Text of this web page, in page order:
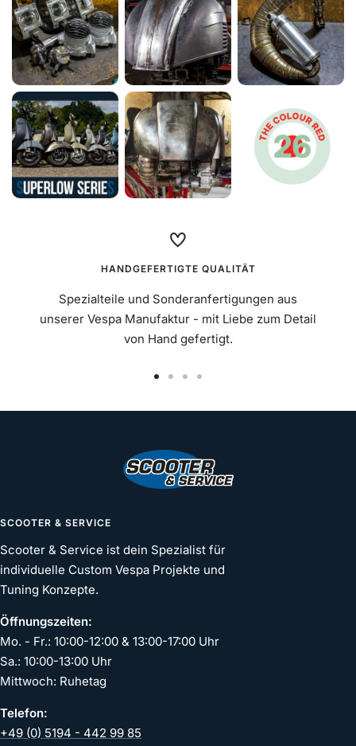
HANDGEFERTIGTE QUALITÄT
Spezialteile und Sonderanfertigungen aus
unserer Vespa Manufaktur - mit Liebe zum Detail
von Hand gefertigt.
SCOOTER & SERVICE
Scooter & Service ist dein Spezialist für
individuelle Custom Vespa Projekte und
Tuning Konzepte.
Öffnungszeiten:
Mo. - Fr.: 10:00-12:00 & 13:00-17:00 Uhr
Sa.: 10:00-13:00 Uhr
Mittwoch: Ruhetag
Telefon:
+49 (0) 5194 - 442 99 85